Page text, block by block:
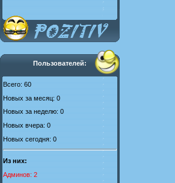
Пользователей:
Всего: 60
Новых за месяц: 0
Новых за неделю: 0
Новых вчера: 0
Новых сегодня: 0
Из них:
Админов: 2